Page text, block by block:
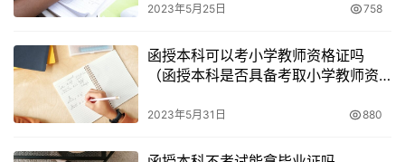
2023年5月25日 758
函授本科可以考小学教师资格证吗
（函授本科是否具备考取小学教师资
2023年5月31日 880